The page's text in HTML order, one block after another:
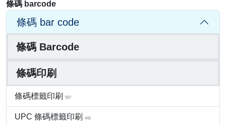
條碼 barcode
條碼 bar code
條碼 Barcode
條碼印刷
條碼標籤印刷 507
UPC 條碼標籤印刷 442